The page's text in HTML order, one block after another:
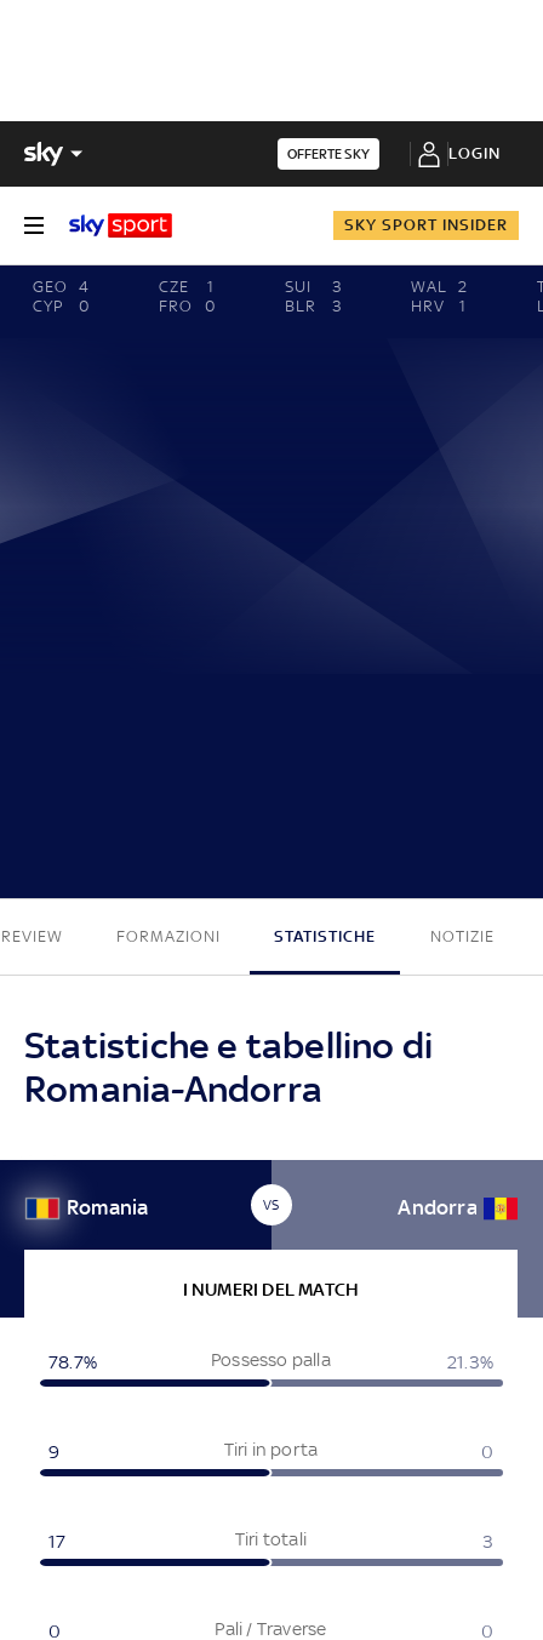
OFFERTE SKY LOGIN
SKY SPORT INSIDER
GEO
4
CYP
0
CZE
1
FRO
0
SUI
3
BLR
3
WAL
2
HRV
1
FORMAZIONI STATISTICHE NOTIZIE
Statistiche e tabellino di
Romania-Andorra
Romania VS Andorra
I NUMERI DEL MATCH
Possesso palla
78.7% 21.3%
Tiri in porta
9 0
Tiri totali
17 3
Pali / Traverse
0 0